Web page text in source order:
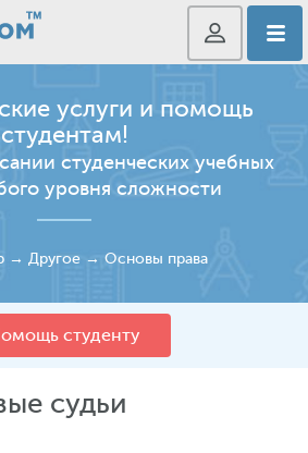
услуги и помощь
студентам!
студенческих учебных
уровня сложности
→ Другое → Основы права
студенту
судьи